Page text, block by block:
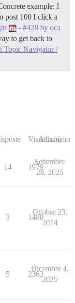
example: I
post 100 I click a
- #428 by oca
to get back to
Topic Navigator /
Visualizzazioni
Attività
14 1979
Settembre
28, 2025
3 1488
Ottobre 23,
2014
5 2363
Dicembre 4,
2025